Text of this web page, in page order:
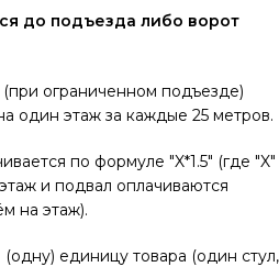
до подъезда либо ворот
ограниченном подъезде)
один этаж за каждые 25 метров.
по формуле "X*1.5" (где "X"
и подвал оплачиваются
на этаж).
(одну) единицу товара (один стул,